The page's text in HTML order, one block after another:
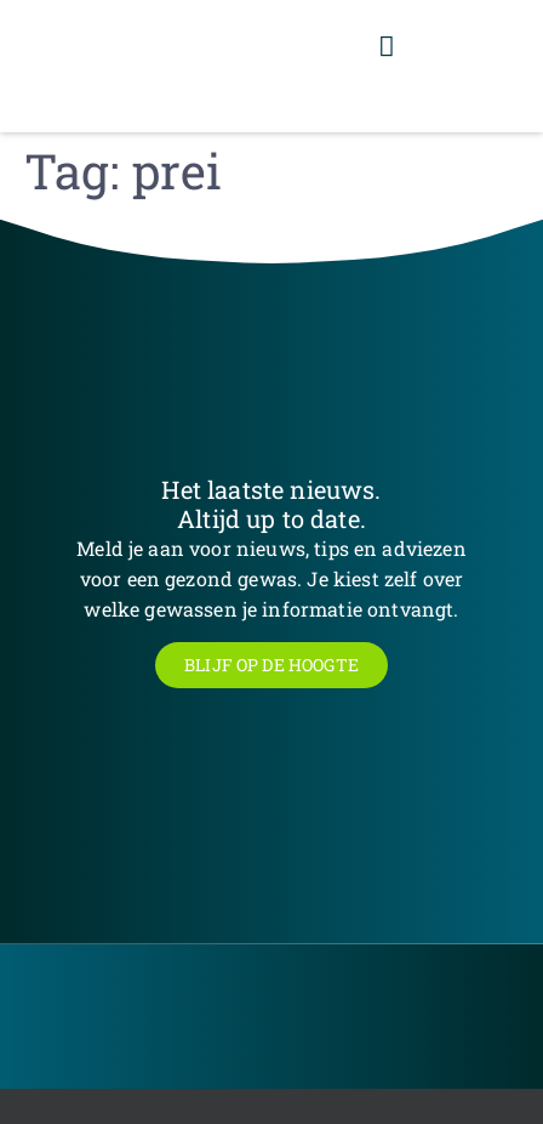
Tag: prei
Het laatste nieuws.
Altijd up to date.
Meld je aan voor nieuws, tips en adviezen
voor een gezond gewas. Je kiest zelf over
welke gewassen je informatie ontvangt.
BLIJF OP DE HOOGTE